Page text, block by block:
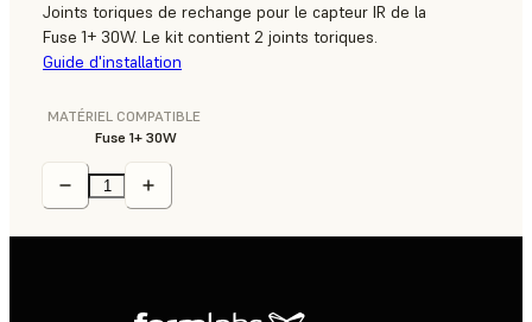
Joints toriques de rechange pour le capteur IR de la
Fuse 1+ 30W. Le kit contient 2 joints toriques.
Guide d'installation
MATÉRIEL COMPATIBLE
Fuse 1+ 30W